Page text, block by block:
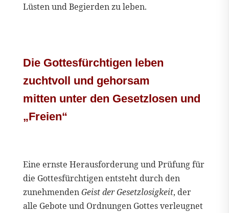
Lüsten und Begierden zu leben.
Die Gottesfürchtigen leben
zuchtvoll und gehorsam
mitten unter den Gesetzlosen und
„Freien“
Eine ernste Herausforderung und Prüfung für
die Gottesfürchtigen entsteht durch den
zunehmendenGeist der Gesetzlosigkeit, der
alle Gebote und Ordnungen Gottes verleugnet